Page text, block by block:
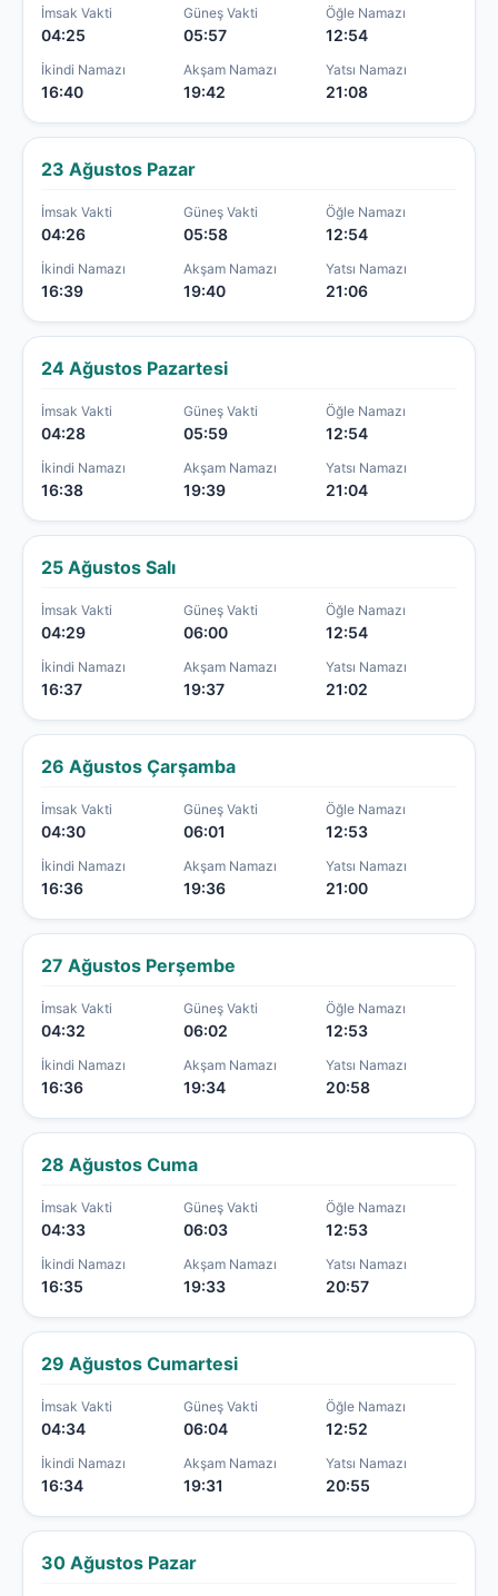
İmsak Vakti
04:25
Güneş Vakti
05:57
Öğle Namazı
12:54
İkindi Namazı
16:40
Akşam Namazı
19:42
Yatsı Namazı
21:08
23 Ağustos Pazar
İmsak Vakti
04:26
Güneş Vakti
05:58
Öğle Namazı
12:54
İkindi Namazı
16:39
Akşam Namazı
19:40
Yatsı Namazı
21:06
24 Ağustos Pazartesi
İmsak Vakti
04:28
Güneş Vakti
05:59
Öğle Namazı
12:54
İkindi Namazı
16:38
Akşam Namazı
19:39
Yatsı Namazı
21:04
25 Ağustos Salı
İmsak Vakti
04:29
Güneş Vakti
06:00
Öğle Namazı
12:54
İkindi Namazı
16:37
Akşam Namazı
19:37
Yatsı Namazı
21:02
26 Ağustos Çarşamba
İmsak Vakti
04:30
Güneş Vakti
06:01
Öğle Namazı
12:53
İkindi Namazı
16:36
Akşam Namazı
19:36
Yatsı Namazı
21:00
27 Ağustos Perşembe
İmsak Vakti
04:32
Güneş Vakti
06:02
Öğle Namazı
12:53
İkindi Namazı
16:36
Akşam Namazı
19:34
Yatsı Namazı
20:58
28 Ağustos Cuma
İmsak Vakti
04:33
Güneş Vakti
06:03
Öğle Namazı
12:53
İkindi Namazı
16:35
Akşam Namazı
19:33
Yatsı Namazı
20:57
29 Ağustos Cumartesi
İmsak Vakti
04:34
Güneş Vakti
06:04
Öğle Namazı
12:52
İkindi Namazı
16:34
Akşam Namazı
19:31
Yatsı Namazı
20:55
30 Ağustos Pazar